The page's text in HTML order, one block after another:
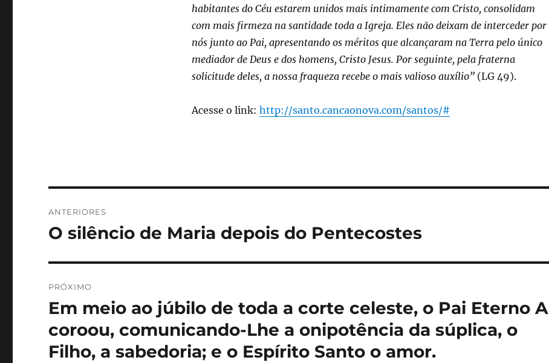
habitantes do Céu estarem unidos mais intimamente com Cristo, consolidam
com mais firmeza na santidade toda a Igreja. Eles não deixam de interceder por
nós junto ao Pai, apresentando os méritos que alcançaram na Terra pelo único
mediador de Deus e dos homens, Cristo Jesus. Por seguinte, pela fraterna
solicitude deles, a nossa fraqueza recebe o mais valioso auxílio”(LG 49).
Acesse o link: http://santo.cancaonova.com/santos/#
de
ANTERIORES
Post
O silêncio de Maria depois do Pentecostes
PRÓXIMO
Próximo
Em meio ao júbilo de toda a corte celeste, o Pai Eterno A
coroou, comunicando-Lhe a onipotência da súplica, o
Filho, a sabedoria; e o Espírito Santo o amor.